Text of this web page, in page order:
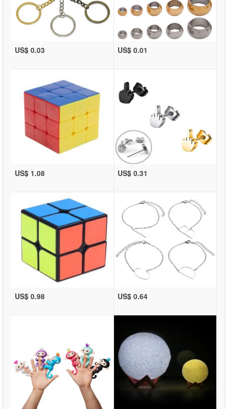
US$ 0.03 US$ 0.01
US$ 1.08 US$ 0.31
US$ 0.98 US$ 0.64